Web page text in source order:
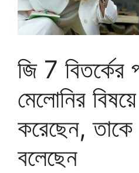
জি 7 বিতর্কের
মেলোনির
করেছেন,
বলেছেন